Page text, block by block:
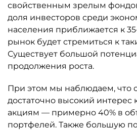
свойственным зрелым
доля инвесторов среди
населения приближается к
рынок будет стремиться к
Существует большой
продолжения роста.
При этом мы наблюдаем, что
достаточно высокий интерес
акциям — примерно 40% в
портфелей. Также большую